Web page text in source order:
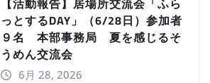
っとするDAY」（6/28日）参加者
９名 本部事務局 夏を感じるそ
うめん交流会
6月 28, 2026